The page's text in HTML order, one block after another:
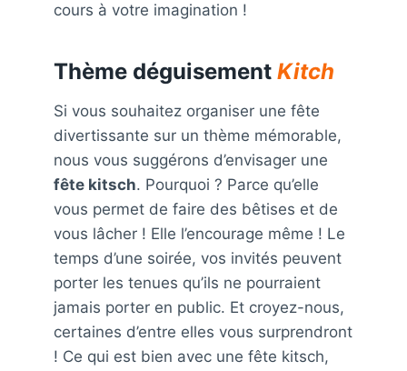
cours à votre imagination !
Thème déguisement Kitch
Si vous souhaitez organiser une fête
divertissante sur un thème mémorable,
nous vous suggérons d’envisager une
fête kitsch. Pourquoi ? Parce qu’elle
vous permet de faire des bêtises et de
vous lâcher ! Elle l’encourage même ! Le
temps d’une soirée, vos invités peuvent
porter les tenues qu’ils ne pourraient
jamais porter en public. Et croyez-nous,
certaines d’entre elles vous surprendront
! Ce qui est bien avec une fête kitsch,